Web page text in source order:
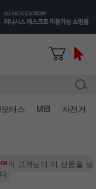
터스 MIB 자전거
의 고객님이 이 상품을 보